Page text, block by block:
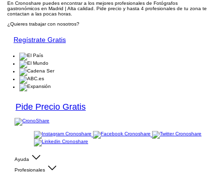
En Cronoshare puedes encontrar a los mejores profesionales de Fotógrafos
gastronómicos en Madrid | Alta calidad. Pide precio y hasta 4 profesionales de tu zona te
contactan a las pocas horas.
¿Quieres trabajar con nosotros?
Regístrate Gratis
Pide Precio Gratis
Ayuda
Profesionales